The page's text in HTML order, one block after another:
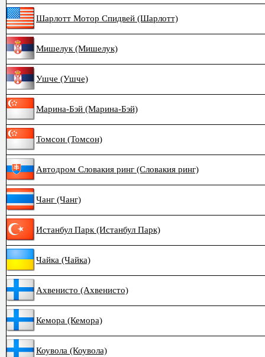
Шарлотт Мотор Спидвей (Шарлотт)
Мишелук (Мишелук)
Ушче (Ушче)
Марина-Бэй (Марина-Бэй)
Томсон (Томсон)
Автодром Словакия ринг (Словакия ринг)
Чанг (Чанг)
Истанбул Парк (Истанбул Парк)
Чайка (Чайка)
Ахвенисто (Ахвенисто)
Кемора (Кемора)
Коувола (Коувола)